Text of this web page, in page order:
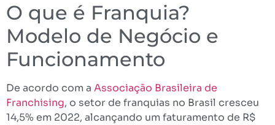
O que é Franquia?
Modelo de Negócio e
Funcionamento
De acordo com a Associação Brasileira de
Franchising, o setor de franquias no Brasil cresceu
14,5% em 2022, alcançando um faturamento de R$